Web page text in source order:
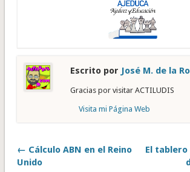
Escrito por José M. de la
Gracias por visitar ACTILUDIS
Visita mi Página Web
← Cálculo ABN en el Reino
Unido
El tablero